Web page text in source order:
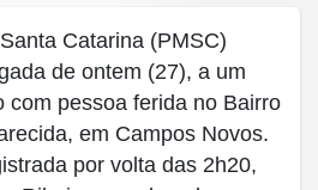
Catarina (PMSC)
de ontem (27), a um
com pessoa ferida no Bairro
em Campos Novos.
por volta das 2h20,